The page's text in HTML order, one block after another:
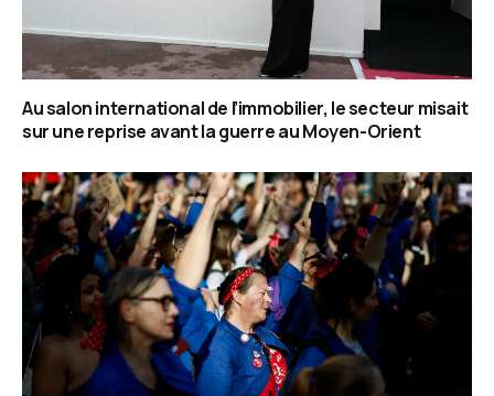
Au salon international de l’immobilier, le secteur misait
sur une reprise avant la guerre au Moyen-Orient